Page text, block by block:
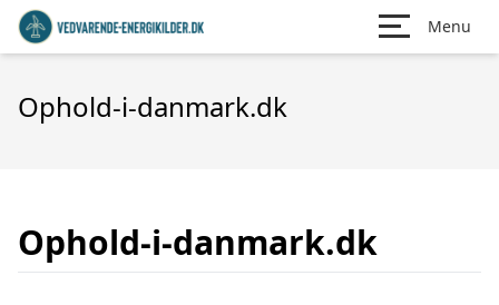
Menu
Ophold-i-danmark.dk
Ophold-i-danmark.dk